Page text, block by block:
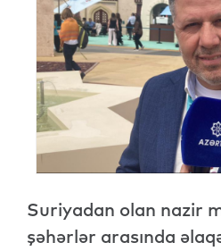
Suriyadan olan nazir
şəhərlər arasında